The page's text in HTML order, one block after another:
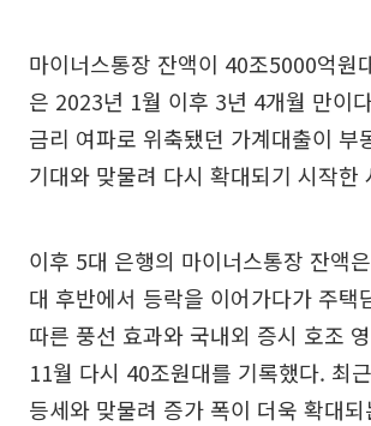
마이너스통장 잔액이 40조5000억원
은 2023년 1월 이후 3년 4개월 만이
금리 여파로 위축됐던 가계대출이 부
기대와 맞물려 다시 확대되기 시작한
이후 5대 은행의 마이너스통장 잔액
대 후반에서 등락을 이어가다가 주택
따른 풍선 효과와 국내외 증시 호조
11월 다시 40조원대를 기록했다. 최
등세와 맞물려 증가 폭이 더욱 확대